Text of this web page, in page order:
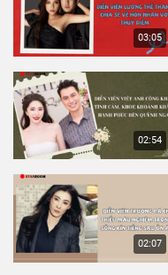
03:05
02:54
02:07